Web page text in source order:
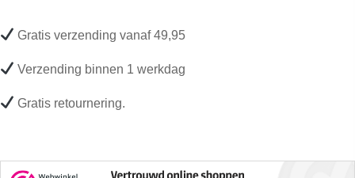
aantal
Gratis verzending vanaf 49,95
Verzending binnen 1 werkdag
Gratis retournering.